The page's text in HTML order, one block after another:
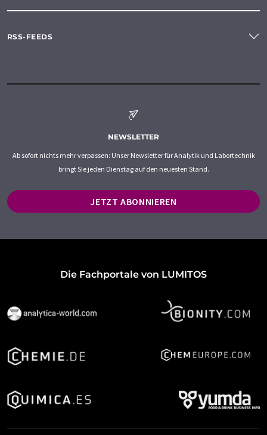
RSS-FEEDS
NEWSLETTER
Ab sofort nichts mehr verpassen: Unser Newsletter für Analytik und Labortechnik
bringt Sie jeden Dienstag auf den neuesten Stand.
JETZT ABONNIEREN
Die Fachportale von LUMITOS